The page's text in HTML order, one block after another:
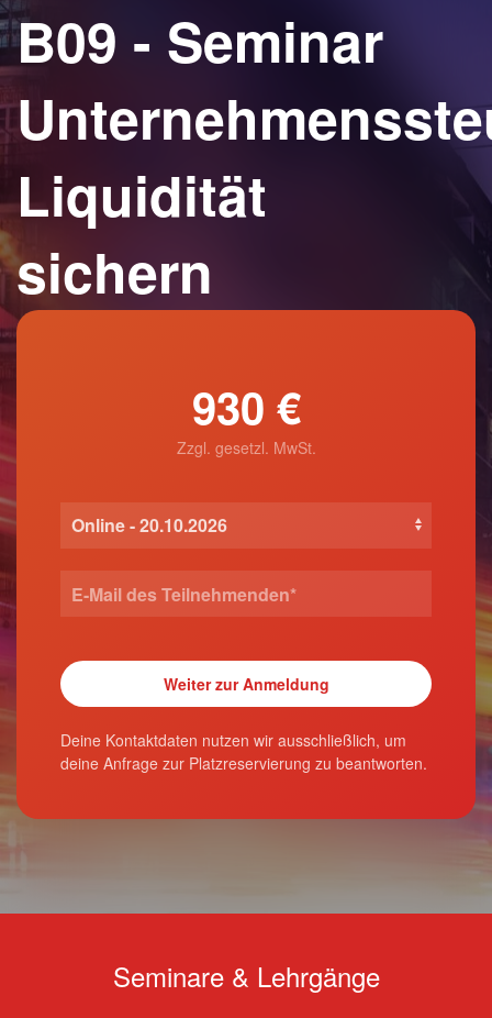
B09 - Seminar
Liquidität
sichern
930 €
Zzgl. gesetzl. MwSt.
Deine Kontaktdaten nutzen wir ausschließlich, um
deine Anfrage zur Platzreservierung zu beantworten.
Seminare & Lehrgänge